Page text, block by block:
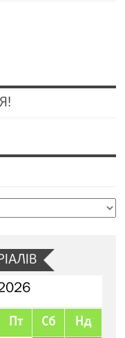
Пт Сб Нд